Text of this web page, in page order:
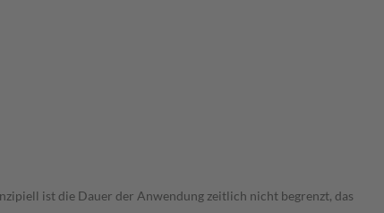
ist die Dauer der Anwendung zeitlich nicht begrenzt, das